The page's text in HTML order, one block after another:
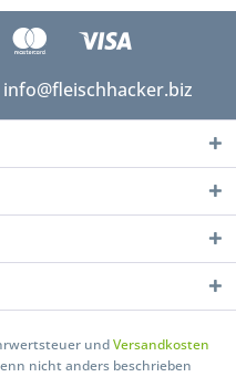
info@fleischhacker.biz
undVersandkosten
nicht anders beschrieben